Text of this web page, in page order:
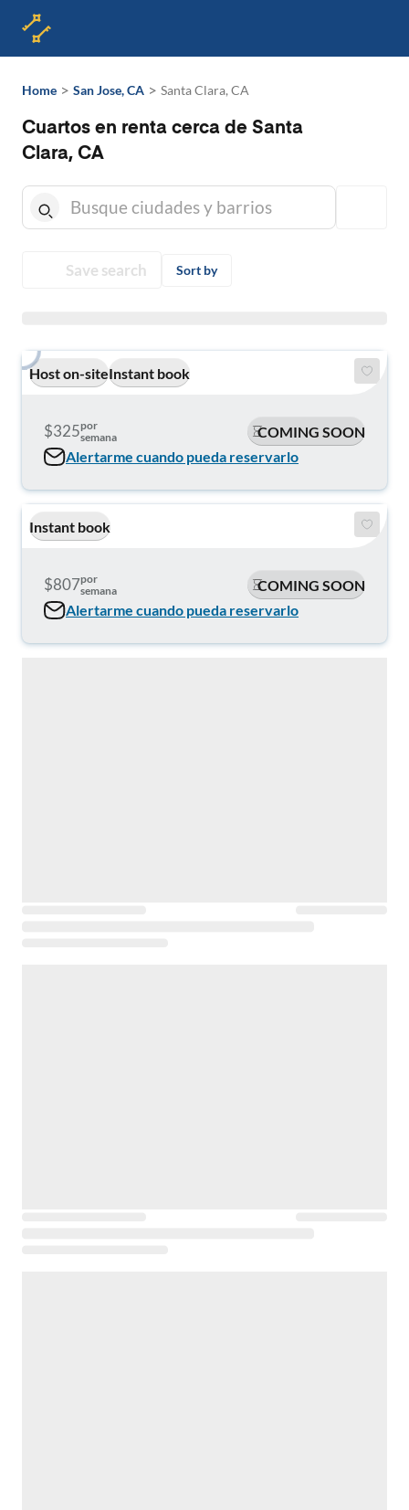
Home > San Jose, CA > Santa Clara, CA
Cuartos en renta cerca de Santa
Clara, CA
Save search Sort by
Host on-siteInstant book
$325por
semana
COMING SOON
Alertarme cuando pueda reservarlo
Instant book
$807por
semana
COMING SOON
Alertarme cuando pueda reservarlo